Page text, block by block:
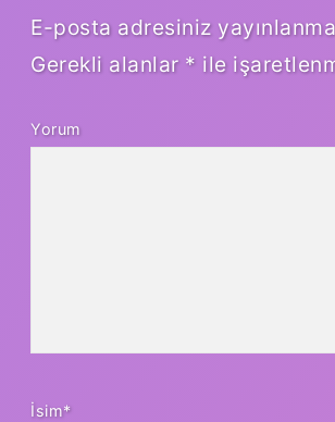
E-posta adresiniz
Gerekli alanlar * ile
Yorum
İsim*